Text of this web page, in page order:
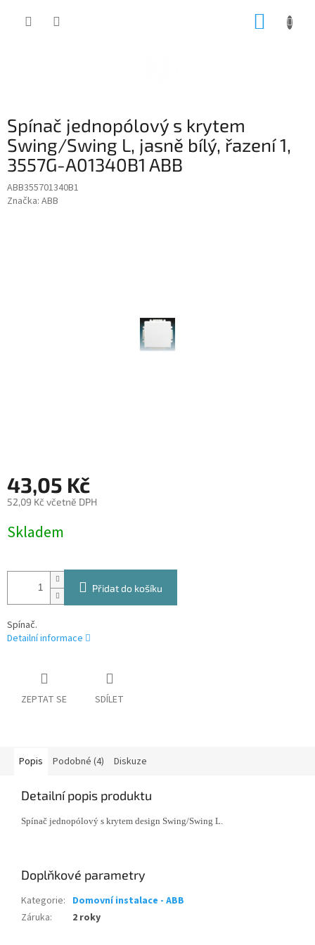
Spínač jednopólový s krytem
Swing/Swing L, jasně bílý, řazení 1,
3557G-A01340B1 ABB
ABB355701340B1
Značka: ABB
43,05 Kč
52,09 Kč včetně DPH
cena:
Skladem
Přidat do košíku
Spínač.
Detailní informace
ZEPTAT SE SDÍLET
Popis Podobné (4) Diskuze
Detailní popis produktu
Spínač jednopólový s krytem design Swing/Swing L.
Doplňkové parametry
Kategorie: Domovní instalace - ABB
Záruka: 2 roky